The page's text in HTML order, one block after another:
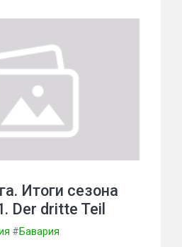
Итоги сезона
Der dritte Teil
#Бавария